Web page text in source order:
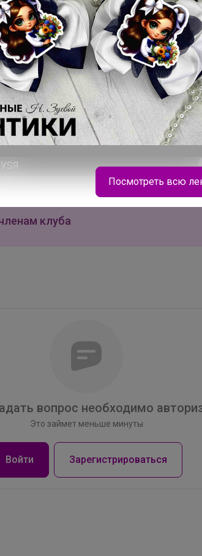
Размерная сетка
Торговые марки
Berrak™ Oztas™
Bross™
Ozkan™ Fapi™
клуба
вопрос необходимо
Это займет меньше минуты
Войти Зарегистрироваться
выбор мешков для сменки
Посмотреть всю